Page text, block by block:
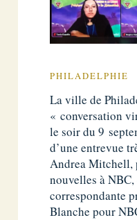
PHILADELPHIE
La ville de
« conversation
le soir du 9
d’une entrevue
Andrea Mitchell,
nouvelles à
correspondante
Blanche pour